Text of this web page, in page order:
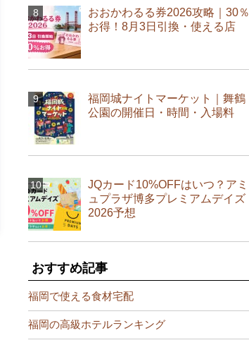
おおかわるる券2026攻略｜30％
お得！8月3日引換・使える店
福岡城ナイトマーケット｜舞鶴
公園の開催日・時間・入場料
JQカード10%OFFはいつ？アミ
ュプラザ博多プレミアムデイズ
2026予想
おすすめ記事
福岡で使える食材宅配
福岡の高級ホテルランキング